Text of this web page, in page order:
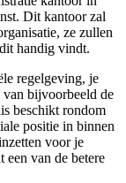
Dit kantoor zal
ze zullen
handig vindt.
regelgeving, je
van bijvoorbeeld de
beschikt rondom
positie in binnen
voor je
een van de betere